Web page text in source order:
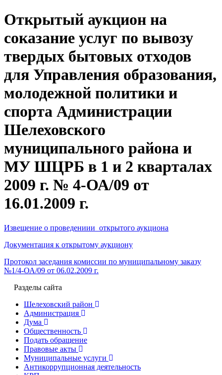
Открытый аукцион на
соказание услуг по вывозу
твердых бытовых отходов
для Управления образования,
молодежной политики и
спорта Администрации
Шелеховского
муниципального района и
МУ ШЦРБ в 1 и 2 кварталах
2009 г. № 4-ОА/09 от
16.01.2009 г.
Извещение о проведениии открытого аукциона
Документация к открытому аукциону
Протокол заседания комиссии по муниципальному заказу
№1/4-ОА/09 от 06.02.2009 г.
Разделы сайта
Шелеховский район
Администрация
Дума
Общественность
Подать обращение
Правовые акты
Муниципальные услуги
Антикоррупционная деятельность